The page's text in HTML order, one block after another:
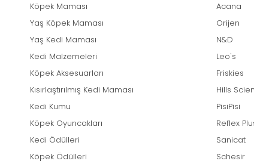
Köpek Maması
Yaş Köpek Maması
Yaş Kedi Maması
Kedi Malzemeleri
Köpek Aksesuarları
Kısırlaştırılmış Kedi Maması
Kedi Kumu
Köpek Oyuncakları
Kedi Ödülleri
Köpek Ödülleri
Acana
Orijen
N&D
Leo's
Friskies
Hills
PisiPisi
Reflex
Sanicat
Schesir